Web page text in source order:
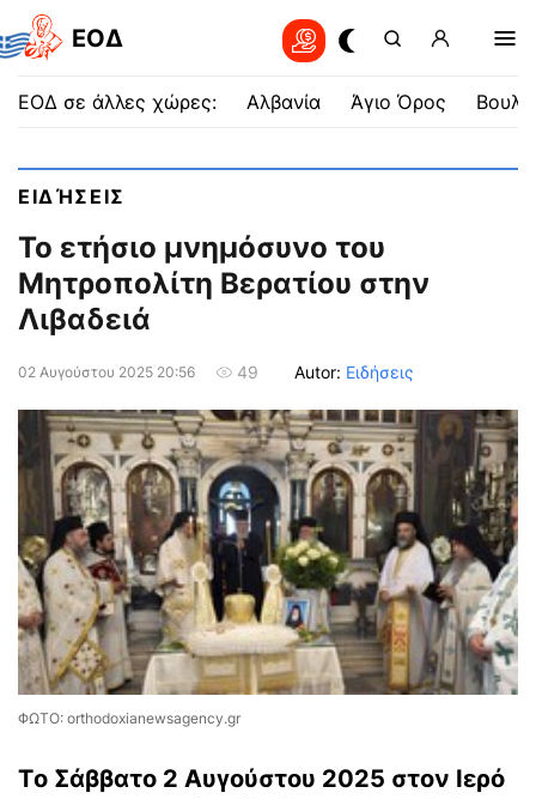
EOΔ
ΕΟΔ σε άλλες χώρες: Αλβανία Άγιο Όρος
ΕΙΔΉΣΕΙΣ
To ετήσιο μνημόσυνο του
Μητροπολίτη Βερατίου στην
Λιβαδειά
02 Αυγούστου 2025 20:56 49 Autor: Ειδήσεις
ΦΩΤΟ: orthodoxianewsagency.gr
Tο Σάββατο 2 Αυγούστου 2025 στον Ιερό